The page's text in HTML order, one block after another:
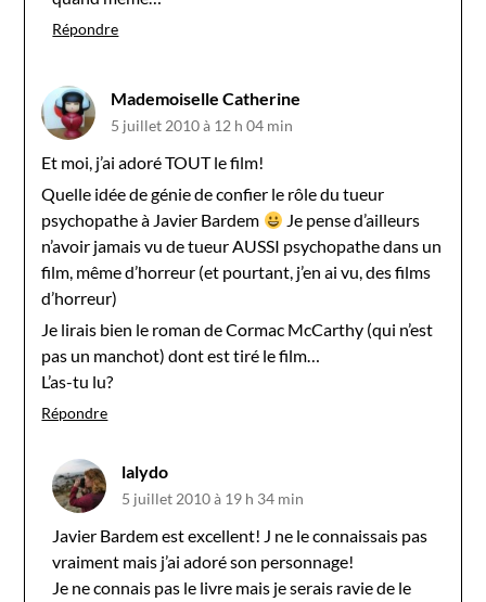
Répondre
Mademoiselle Catherine
5 juillet 2010 à 12 h 04 min
Et moi, j’ai adoré TOUT le film!
Quelle idée de génie de confier le rôle du tueur
psychopathe à Javier Bardem
Je pense d’ailleurs
n’avoir jamais vu de tueur AUSSI psychopathe dans un
film, même d’horreur (et pourtant, j’en ai vu, des films
d’horreur)
Je lirais bien le roman de Cormac McCarthy (qui n’est
pas un manchot) dont est tiré le film…
L’as-tu lu?
Répondre
lalydo
5 juillet 2010 à 19 h 34 min
Javier Bardem est excellent! J ne le connaissais pas
vraiment mais j’ai adoré son personnage!
Je ne connais pas le livre mais je serais ravie de le